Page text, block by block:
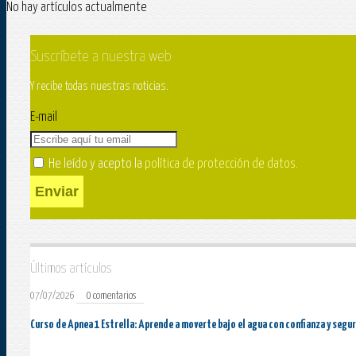
No hay artículos actualmente
Suscríbete a nuestra web
Y recibe todas nuestras noticias.
E-mail
He leído y acepto la política de protección de datos.
Enviar
Últimos artículos
07/07/2026 0 comentarios
Curso de Apnea 1 Estrella: Aprende a moverte bajo el agua con confianza y